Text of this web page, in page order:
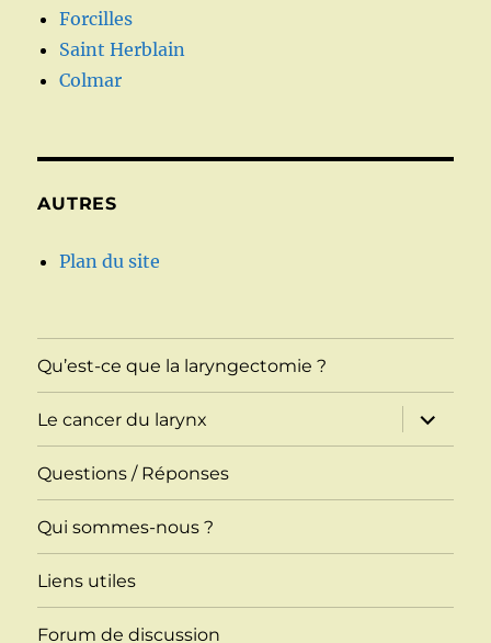
Forcilles
Saint Herblain
Colmar
AUTRES
Plan du site
Qu’est-ce que la laryngectomie ?
Le cancer du larynx
ouvrir
le
sous-
Questions / Réponses
Qui sommes-nous ?
Liens utiles
Forum de discussion